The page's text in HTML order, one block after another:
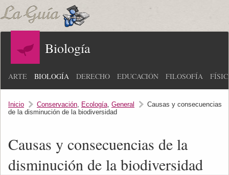
Biología
ARTE BIOLOGÍA DERECHO EDUCACIÓN FILOSOFÍA
Inicio Conservación, Ecología, General
Causas y consecuencias
de la disminución de la biodiversidad
Causas y consecuencias de la
disminución de la biodiversidad